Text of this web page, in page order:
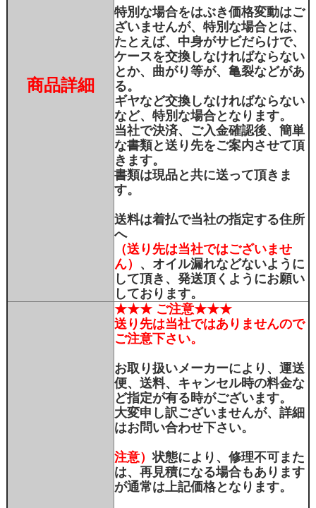
商品詳細
特別な場合をはぶき価格変動はご
ざいませんが、特別な場合とは、
たとえば、中身がサビだらけで、
ケースを交換しなければならない
とか、曲がり等が、亀裂などがあ
る。
ギヤなど交換しなければならない
など、特別な場合となります。
当社で決済、ご入金確認後、簡単
な書類と送り先をご案内させて頂
きます。
書類は現品と共に送って頂きま
す。
送料は着払で当社の指定する住所
へ
（送り先は当社ではございませ
ん）
、オイル漏れなどないように
して頂き、発送頂くようにお願い
しております。
★★★ ご注意★★★
送り先は当社ではありませんので
ご注意下さい。
お取り扱いメーカーにより、運送
便、送料、キャンセル時の料金な
ど指定が有る時がございます。
大変申し訳ございませんが、詳細
はお問い合わせ下さい。
注意）状態により、修理不可また
は、再見積になる場合もあります
が通常は上記価格となります。